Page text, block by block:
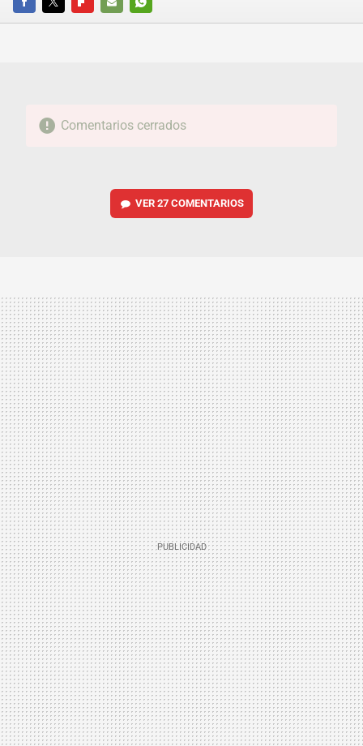
FACEBOOKTWITTERFLIPBOARD
E-
WHATSAPP
Comentarios cerrados
VER 27 COMENTARIOS